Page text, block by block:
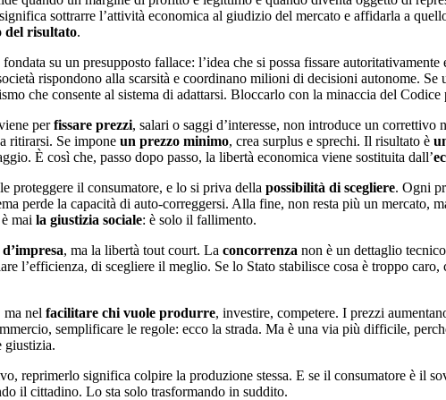
significa sottrarre l’attività economica al giudizio del mercato e affidarla a
del risultato.
su un presupposto fallace: l’idea che si possa fissare
rispondono alla scarsità e coordinano milioni di decisioni autonome.
che consente al sistema di adattarsi. Bloccarlo con la minaccia del
perfissare prezzi, salari o saggi d’interesse, non introduce un correttivo
ritirarsi. Se impone un prezzo minimo, crea surplus e sprechi. Il risultato è
È così che, passo dopo passo, la libertà economica viene sostituita dall’
proteggere il consumatore, e lo si priva della possibilità di scegliere. Ogni
perde la capacità di auto-correggersi. Alla fine, non resta più un mercato,
mai la giustizia sociale: è solo il fallimento.
, ma la libertà tout court. La concorrenza non è un dettaglio
l’efficienza, di scegliere il meglio. Se lo Stato stabilisce cosa è troppo
nel facilitare chi vuole produrre, investire, competere. I prezzi
semplificare le regole: ecco la strada. Ma è una via più difficile,
giustizia.
reprimerlo significa colpire la produzione stessa. E se il consumatore è il
il cittadino. Lo sta solo trasformando in suddito.